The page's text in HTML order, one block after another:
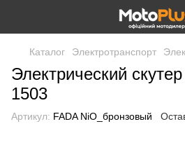
Каталог Электротранспорт
Электрический
1503
Артикул: FADA NiO_бронзовый